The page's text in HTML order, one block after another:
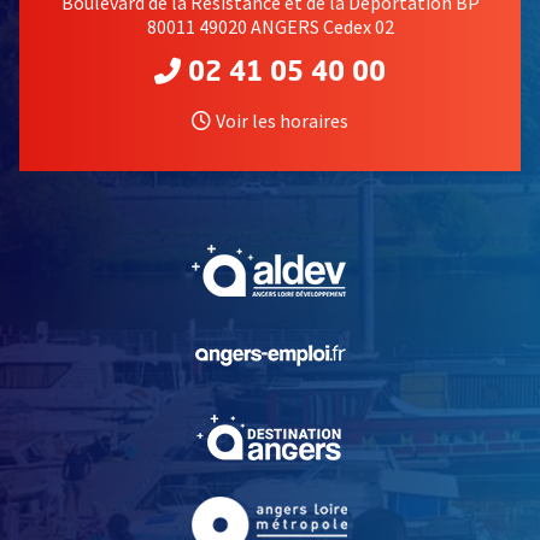
80011 49020 ANGERS Cedex 02
02 41 05 40 00
Voir les horaires
, Ouvre une nouvelle
, Ouvre une nouvelle